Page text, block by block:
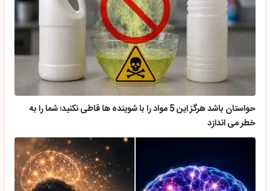
حواستان باشد هرگز این 5 مواد را با شوینده ها قاطی نکنید؛ شما را به
خطر می اندازد